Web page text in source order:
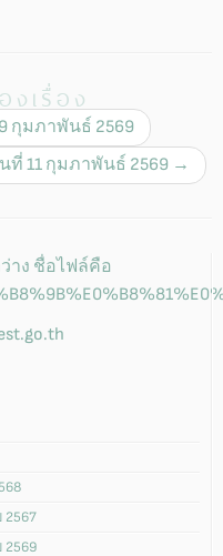
งเรื่อง
กุมภาพันธ์ 2569
ที่ 11 กุมภาพันธ์ 2569 →
2567
2569